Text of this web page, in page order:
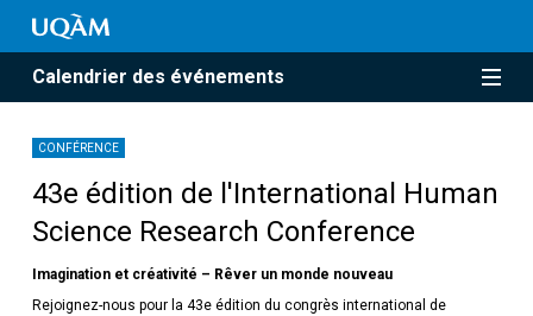
Calendrier des événements
CONFÉRENCE
43e édition de l'International Human
Science Research Conference
Imagination et créativité – Rêver un monde nouveau
Rejoignez-nous pour la 43e édition du congrès international de